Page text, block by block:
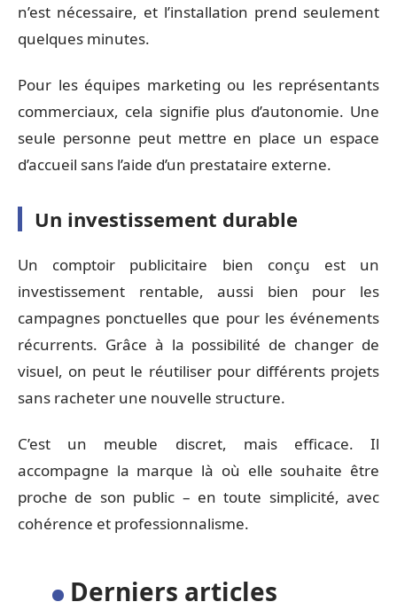
n’est nécessaire, et l’installation prend seulement
quelques minutes.
Pour les équipes marketing ou les représentants
commerciaux, cela signifie plus d’autonomie. Une
seule personne peut mettre en place un espace
d’accueil sans l’aide d’un prestataire externe.
Un investissement durable
Un comptoir publicitaire bien conçu est un
investissement rentable, aussi bien pour les
campagnes ponctuelles que pour les événements
récurrents. Grâce à la possibilité de changer de
visuel, on peut le réutiliser pour différents projets
sans racheter une nouvelle structure.
C’est un meuble discret, mais efficace. Il
accompagne la marque là où elle souhaite être
proche de son public – en toute simplicité, avec
cohérence et professionnalisme.
Derniers articles